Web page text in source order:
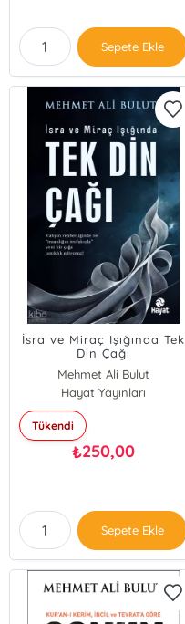
Sepete Ekle
İsra ve Miraç Işığında Tek
Din Çağı
Mehmet Ali Bulut
Hayat Yayınları
Tükendi
₺250,00
Sepete Ekle